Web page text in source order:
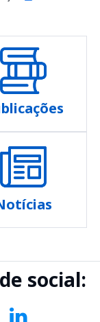
social: